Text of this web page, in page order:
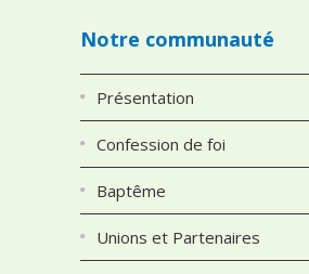
Notre communauté
Présentation
Confession de foi
Baptême
Unions et Partenaires